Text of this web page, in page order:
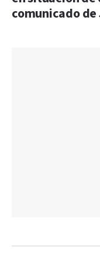
comunicado